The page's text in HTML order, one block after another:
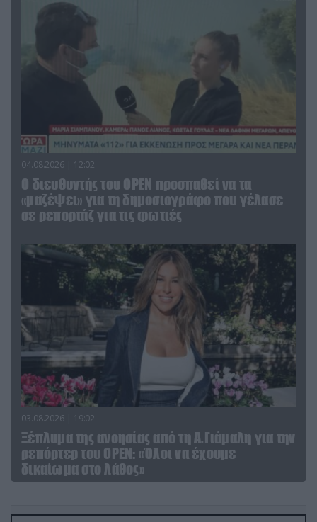
04.08.2026 | 12:02
O διευθυντής του OPEN προσπαθεί να τα
«μαζέψει» για τη δημοσιογράφο που γέλασε
σε ρεπορτάζ για τις φωτιές
03.08.2026 | 19:02
Ξέπλυμα της ανοησίας από τη Α.Γιάμαλη για την
ρεπόρτερ του ΟΡΕΝ: «Όλοι να έχουμε
δικαίωμα στο λάθος»